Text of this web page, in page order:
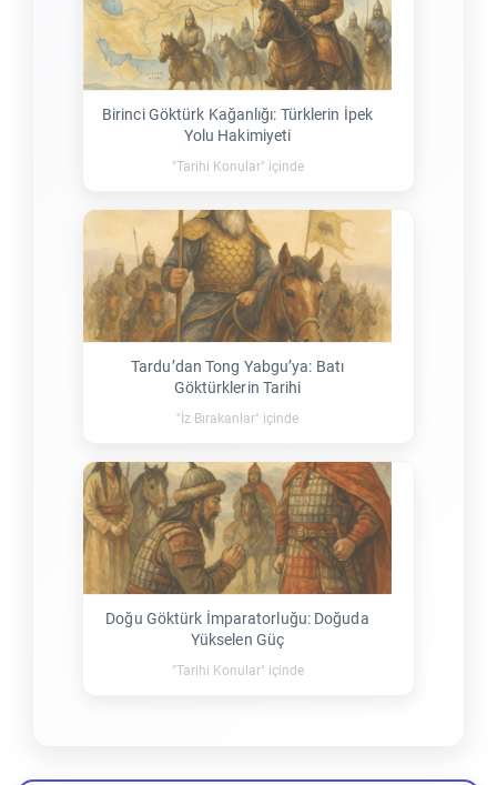
Birinci Göktürk Kağanlığı: Türklerin İpek
Yolu Hakimiyeti
"Tarihi Konular" içinde
Tardu’dan Tong Yabgu’ya: Batı
Göktürklerin Tarihi
"İz Bırakanlar" içinde
Doğu Göktürk İmparatorluğu: Doğuda
Yükselen Güç
"Tarihi Konular" içinde